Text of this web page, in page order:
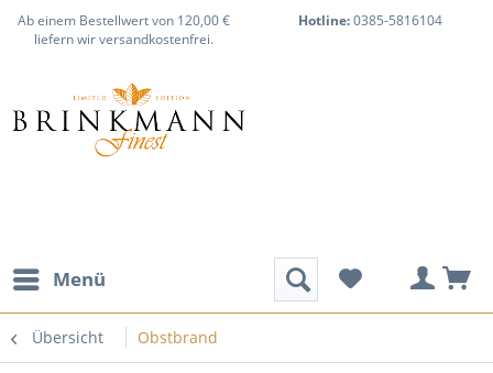
Ab einem Bestellwert von 120,00 €
liefern wir versandkostenfrei.
Hotline:0385-5816104
Menü
Übersicht Obstbrand